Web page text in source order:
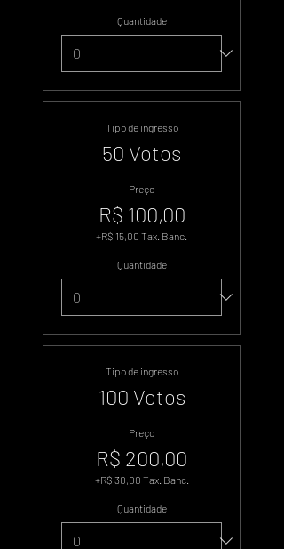
Quantidade
Tipo de ingresso
50 Votos
Preço
R$ 100,00
+R$ 15,00 Tax. Banc.
Quantidade
Tipo de ingresso
100 Votos
Preço
R$ 200,00
+R$ 30,00 Tax. Banc.
Quantidade